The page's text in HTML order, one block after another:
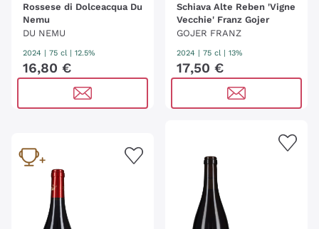
Rossese di Dolceacqua Du
Nemu
DU NEMU
2024 | 75 cl | 12.5%
16,80 €
Schiava Alte Reben 'Vigne
Vecchie' Franz Gojer
GOJER FRANZ
2024 | 75 cl | 13%
17,50 €